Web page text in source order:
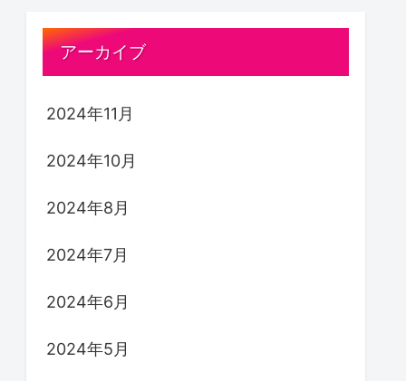
アーカイブ
2024年11月
2024年10月
2024年8月
2024年7月
2024年6月
2024年5月